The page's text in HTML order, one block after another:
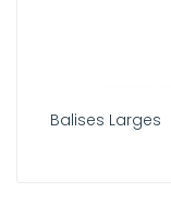
Balises Larges